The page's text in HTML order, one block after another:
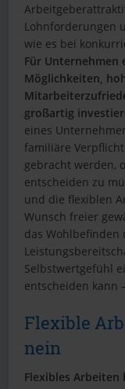
Lohnforderungen
wie es bei
Für Unternehmen
Möglichkeiten,
großartig
eines
familiäre
gebracht werden,
entscheiden zu
und die flexiblen
Wunsch freier
das Wohlbefinden
Selbstwertgefühl
entscheiden kann
Flexible
nein
Flexibles